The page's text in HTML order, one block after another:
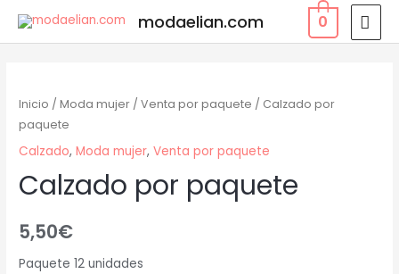
modaelian.com 0
Inicio /Moda mujer /Venta por paquete / Calzado por
paquete
Calzado,Moda mujer,Venta por paquete
Calzado por paquete
5,50€
Paquete 12 unidades